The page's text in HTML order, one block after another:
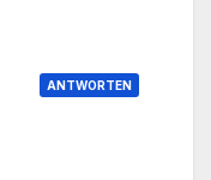
ANTWORTEN